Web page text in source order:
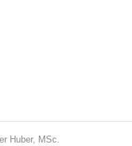
Huber, MSc.